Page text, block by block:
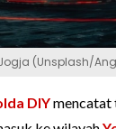
Jogja (Unsplash/
DIYmencatat